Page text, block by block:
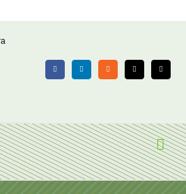
FacebookLinkedIn Rss X Email